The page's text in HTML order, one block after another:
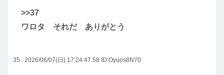
>>37
ワロタ それだ ありがとう
35 : 2026/06/07(日) 17:24:47.58 ID:Oyuos8N70